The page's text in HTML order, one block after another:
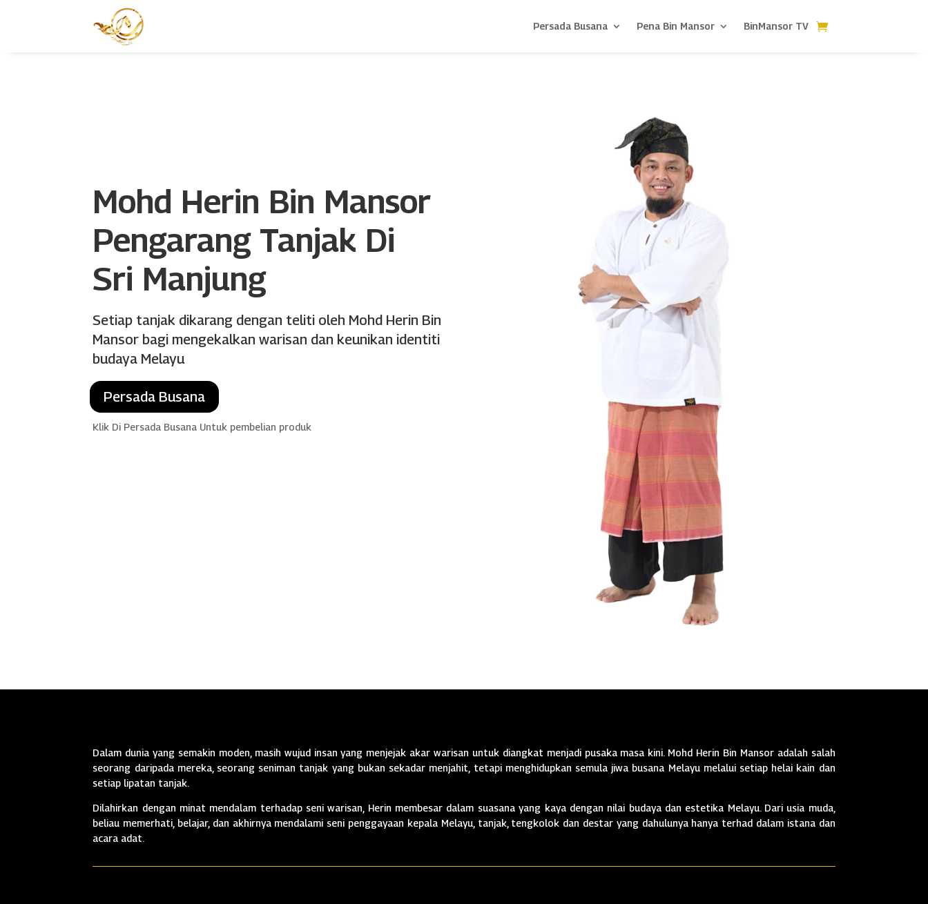
Persada Busana Pena Bin Mansor BinMansor TV
Mohd Herin Bin Mansor
Pengarang Tanjak Di
Sri Manjung
Setiap tanjak dikarang dengan teliti oleh Mohd Herin Bin
Mansor bagi mengekalkan warisan dan keunikan identiti
budaya Melayu
Persada Busana
Klik Di Persada Busana Untuk pembelian produk
Dalam dunia yang semakin moden, masih wujud insan yang menjejak akar warisan untuk diangkat menjadi pusaka masa kini. Mohd Herin Bin Mansor adalah salah
seorang daripada mereka, seorang seniman tanjak yang bukan sekadar menjahit, tetapi menghidupkan semula jiwa busana Melayu melalui setiap helai kain dan
setiap lipatan tanjak.
Dilahirkan dengan minat mendalam terhadap seni warisan, Herin membesar dalam suasana yang kaya dengan nilai budaya dan estetika Melayu. Dari usia muda,
beliau memerhati, belajar, dan akhirnya mendalami seni penggayaan kepala Melayu, tanjak, tengkolok dan destar yang dahulunya hanya terhad dalam istana dan
acara adat.